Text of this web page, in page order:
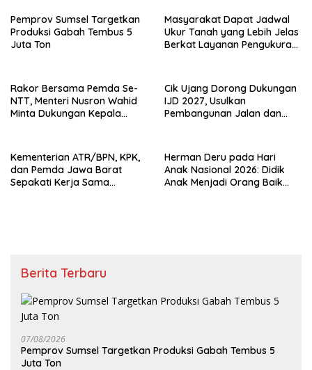
Pemprov Sumsel Targetkan
Produksi Gabah Tembus 5
Juta Ton
Masyarakat Dapat Jadwal
Ukur Tanah yang Lebih Jelas
Berkat Layanan Pengukuran
Rakor Bersama Pemda Se-
NTT, Menteri Nusron Wahid
Minta Dukungan Kepala
Pertanahan
Cik Ujang Dorong Dukungan
IJD 2027, Usulkan
Pembangunan Jalan dan
Kementerian ATR/BPN, KPK,
dan Pemda Jawa Barat
Sepakati Kerja Sama
Herman Deru pada Hari
Anak Nasional 2026: Didik
Anak Menjadi Orang Baik
Berita Terbaru
07/08/2026
Pemprov Sumsel Targetkan Produksi Gabah Tembus 5
Juta Ton